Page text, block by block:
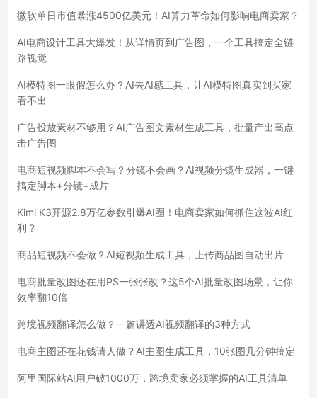
微软单日市值暴涨4500亿美元！AI算力革命如何影响电商卖家？
AI电商设计工具大爆发！从详情页到广告图，一个工具搞定全链
路视觉
AI模特图一眼假怎么办？AI去AI感工具，让AI模特图真实到买家
看不出
广告投放素材不够用？AI广告图文素材生成工具，批量产出高点
击广告图
电商短视频脚本不会写？分镜不会画？AI视频分镜生成器，一键
搞定脚本+分镜+成片
Kimi K3开源2.8万亿参数引爆AI圈！电商卖家如何抓住这波AI红
利？
商品短视频不会做？AI短视频生成工具，上传商品图自动出片
电商批量改图还在用PS一张张改？这5个AI批量改图场景，让你
效率翻10倍
跨境视频翻译怎么做？一篇讲透AI视频翻译的3种方式
电商主图还在花钱请人做？AI主图生成工具，10张图几分钟搞定
阿里国际站AI用户破1000万，跨境卖家必须掌握的AI工具清单